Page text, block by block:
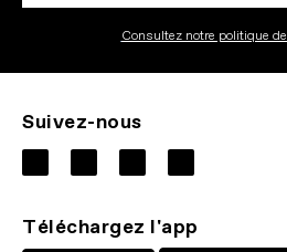
Consultez notre politique
Suivez-nous
Téléchargez l'app